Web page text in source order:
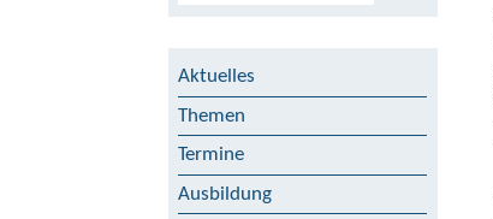
Aktuelles
Themen
Termine
Ausbildung